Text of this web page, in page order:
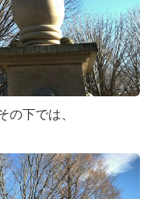
の下では、